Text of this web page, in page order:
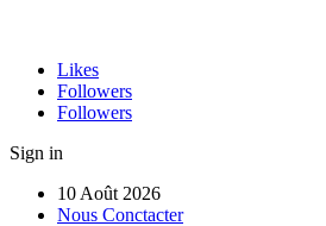
Likes
Followers
Followers
Sign in
10 Août 2026
Nous Conctacter